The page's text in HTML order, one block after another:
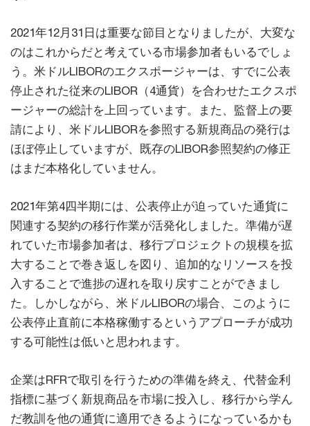
2021年12月31日は重要な節目となりましたが、大変な
のはこれからだと考えている市場参加者もいるでしょ
う。米ドルLIBORのエクスポージャーは、すでに公表
停止された従来のLIBOR（4通貨）を合わせたエクスポ
ージャーの総計を上回っています。また、監督上の要
請により、米ドルLIBORを参照する新規商品の発行は
ほぼ停止していますが、既存のLIBOR参照契約の修正
はまだ本格化していません。
2021年第4四半期には、公表停止が迫っていた通貨に
関連する契約の移行作業が活発化しました。準備が遅
れていた市場参加者は、移行プロジェクトの規模を拡
大することで巻き返しを図り、追加的なリソースを投
入することで進捗の遅れを取り戻すことができまし
た。しかしながら、米ドルLIBORの場合、このように
公表停止直前に本格稼働するというアプローチが成功
する可能性は低いと思われます。
企業はRFRで取引を行うための準備を終え、代替金利
指標に基づく新規商品を市場に投入し、移行から学ん
だ教訓を他の通貨に適用できるようになっているかも